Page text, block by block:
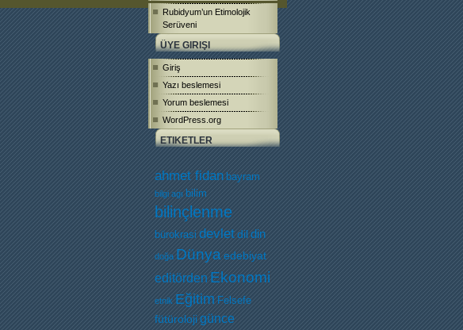
Rubidyum’un Etimolojik
Serüveni
ÜYE GIRIŞI
Giriş
Yazı beslemesi
Yorum beslemesi
WordPress.org
ETIKETLER
ahmet fidan bayram
bilgi agı bilim
bilinçlenme
bürokrasi devletdildin
doğa Dünya edebiyat
editörden Ekonomi
etnik Eğitim Felsefe
fütürolojigünce